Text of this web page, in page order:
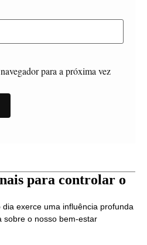
para a próxima vez
para controlar o
exerce uma influência profunda
sobre o nosso bem-estar